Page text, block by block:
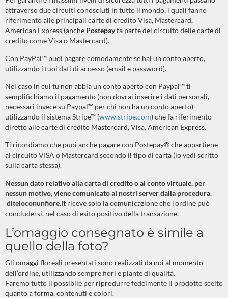
attraverso due circuiti conosciuti in tutto il mondo, i quali fanno
riferimento alle principali carte di credito Visa, Mastercard,
American Express (anche Postepayfa parte del circuito delle carte di
credito come Visa o Mastercard).
Con PayPal™ puoi pagare comodamente se hai un conto aperto,
utilizzando i tuoi dati di accesso (email e password).
Nel caso in cui tu non abbia un conto aperto con Paypal™ ti
semplifichiamo il pagamento (non dovrai inserire i dati personali,
necessari invece su Paypal™ per chi non ha un conto aperto)
utilizzando il sistema Stripe™ (www.stripe.com) che fa riferimento
diretto alle carte di credito Mastercard, Visa, American Express.
Ti ricordiamo che puoi anche pagare con Postepay® che appartiene
al circuito VISA o Mastercard secondo il tipo di carta (lo vedi scritto
sulla carta stessa).
Nessun dato relativo alla carta di credito o al conto virtuale, per
nessun motivo, viene comunicato ai nostri server dalla procedura.
diteloconunfiore.it riceve solo la comunicazione che l’ordine può
concludersi, nel caso di esito positivo della transazione.
L’omaggio consegnato è simile a
quello della foto?
Gli omaggi floreali presentati sono realizzati da noi al momento
dell’ordine, utilizzando sempre fiori e piante di qualità.
Faremo tutto il possibile per riprodurre fedelmente il prodotto scelto
quanto a forma, contenuti e colori.